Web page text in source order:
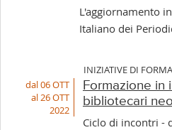
L'aggiornamento
Italiano dei
INIZIATIVE DI
dal 06 OTT
al 26 OTT
2022
Formazione in
bibliotecari
Ciclo di incontri -